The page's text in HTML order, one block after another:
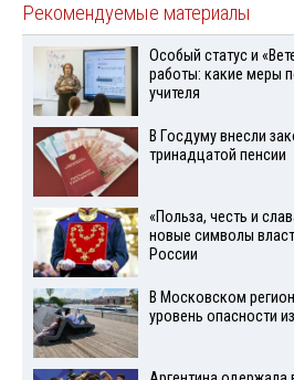
Рекомендуемые материалы
Особый статус и
работы: какие меры
учителя
В Госдуму внесли
тринадцатой пенсии
«Польза, честь и
новые символы
России
В Московском
уровень опасности